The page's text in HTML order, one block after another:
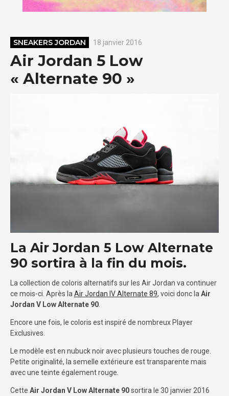
SNEAKERS JORDAN 18 janvier 2016
Air Jordan 5 Low
« Alternate 90 »
La Air Jordan 5 Low Alternate
90 sortira à la fin du mois.
La collection de coloris alternatifs sur les Air Jordan va continuer
ce mois-ci. Après la Air Jordan IV Alternate 89, voici donc la Air
Jordan V Low Alternate 90
Encore une fois, le coloris est inspiré de nombreux Player
Exclusives.
Le modèle est en nubuck noir avec plusieurs touches de rouge.
Petite originalité, la semelle extérieure est transparente mais
avec une teinte également rouge.
Cette Air Jordan V Low Alternate 90sortira le 30 janvier 2016